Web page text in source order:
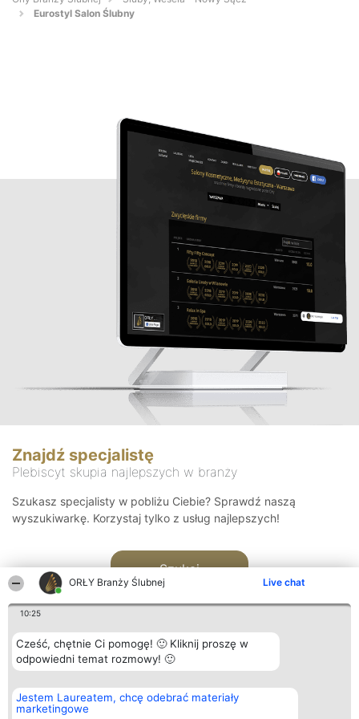
ORŁY Branży Ślubnej Live chat
10:25
Cześć, chętnie Ci pomogę! 🙂 Kliknij proszę w
odpowiedni temat rozmowy! 🙂
Jestem Laureatem, chcę odebrać materiały
marketingowe
Eurostyl Salon Ślubny
Znajdź specjalistę
Plebiscyt skupia najlepszych w branży
Szukasz specjalisty w pobliżu Ciebie? Sprawdź naszą
wyszukiwarkę. Korzystaj tylko z usług najlepszych!
Szukaj
Organizator plebiscytu
Bright Side Solutions sp. z o.
o. sp. k.
Plebiscyt
Laureaci
Kontakt
Kontakt